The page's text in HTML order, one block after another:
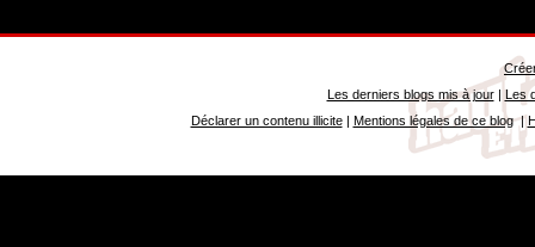
Les derniers blogs mis à jour| Les
Déclarer un contenu illicite| Mentions légales de ce blog|